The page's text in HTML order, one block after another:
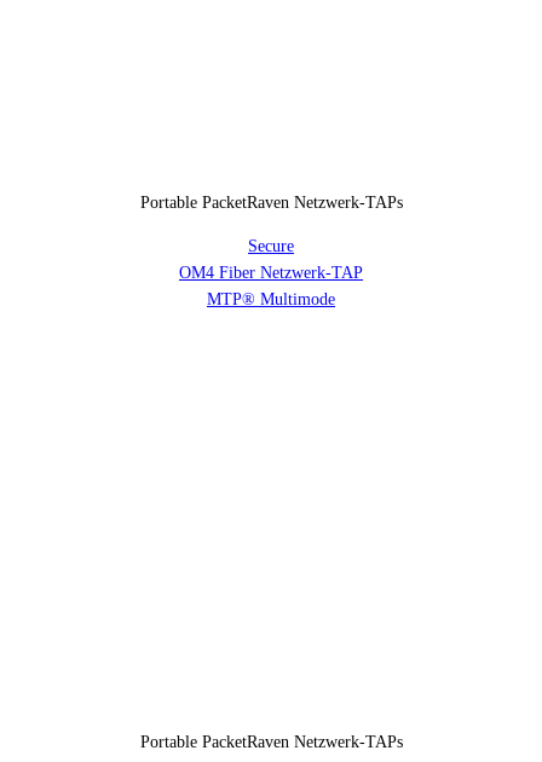
Portable PacketRaven Netzwerk-TAPs
Secure
OM4 Fiber Netzwerk-TAP
MTP® Multimode
Portable PacketRaven Netzwerk-TAPs